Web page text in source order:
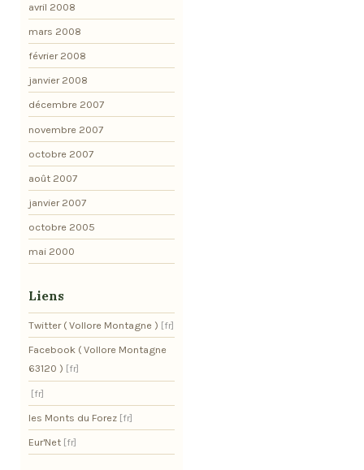
avril 2008
mars 2008
février 2008
janvier 2008
décembre 2007
novembre 2007
octobre 2007
août 2007
janvier 2007
octobre 2005
mai 2000
Liens
Twitter ( Vollore Montagne )
Facebook ( Vollore Montagne
63120 )
les Monts du Forez
Eur'Net